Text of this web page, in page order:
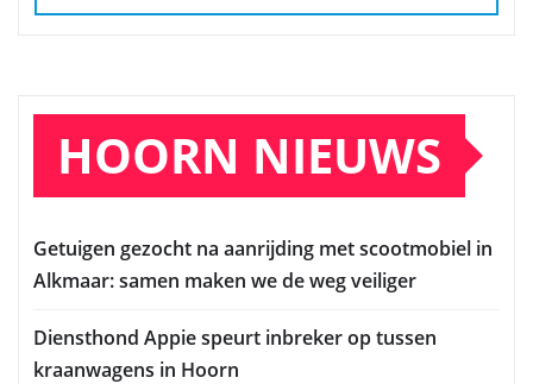
HOORN NIEUWS
Getuigen gezocht na aanrijding met scootmobiel in
Alkmaar: samen maken we de weg veiliger
Diensthond Appie speurt inbreker op tussen
kraanwagens in Hoorn